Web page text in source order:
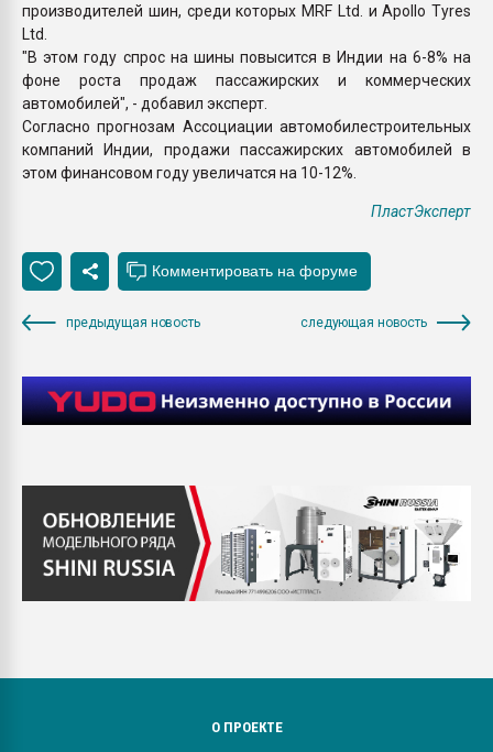
производителей шин, среди которых MRF Ltd. и Apollo Tyres
Ltd.
"В этом году спрос на шины повысится в Индии на 6-8% на
фоне роста продаж пассажирских и коммерческих
автомобилей", - добавил эксперт.
Согласно прогнозам Ассоциации автомобилестроительных
компаний Индии, продажи пассажирских автомобилей в
этом финансовом году увеличатся на 10-12%.
ПластЭксперт
предыдущая новость следующая новость
О ПРОЕКТЕ